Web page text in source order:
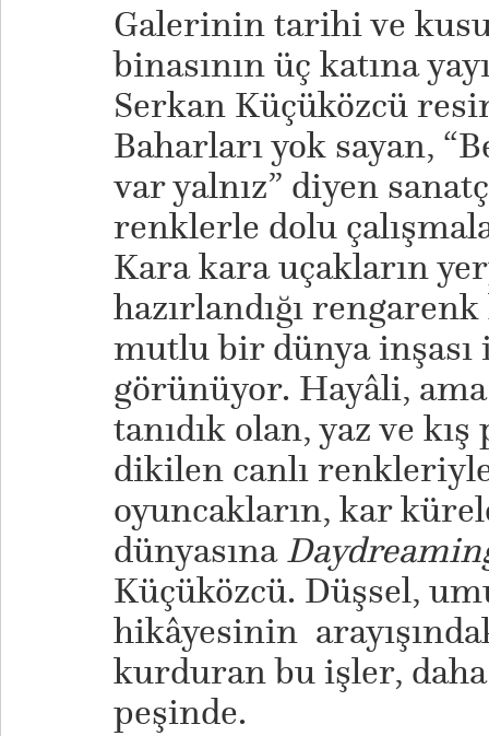
Galerinin tarihi ve
binasının üç katına
Serkan Küçüközcü
Baharları yok sayan,
var yalnız” diyen
renklerle dolu
Kara kara uçakların
hazırlandığı
mutlu bir dünya
görünüyor. Hayâli,
tanıdık olan, yaz ve
dikilen canlı
oyuncakların, kar
dünyasına
Küçüközcü. Düşsel,
hikâyesinin
kurduran bu işler,
peşinde.